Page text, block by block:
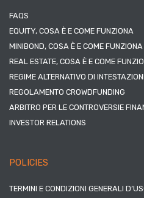
FAQS
EQUITY, COSA È E COME FUNZIONA
MINIBOND, COSA È E COME FUNZIONA
REAL ESTATE, COSA È E COME
REGIME ALTERNATIVO DI
REGOLAMENTO CROWDFUNDING
ARBITRO PER LE CONTROVERSIE
INVESTOR RELATIONS
POLICIES
TERMINI E CONDIZIONI GENERALI